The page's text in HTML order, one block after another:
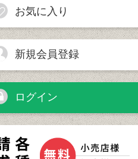
お気に入り
新規会員登録
ログイン